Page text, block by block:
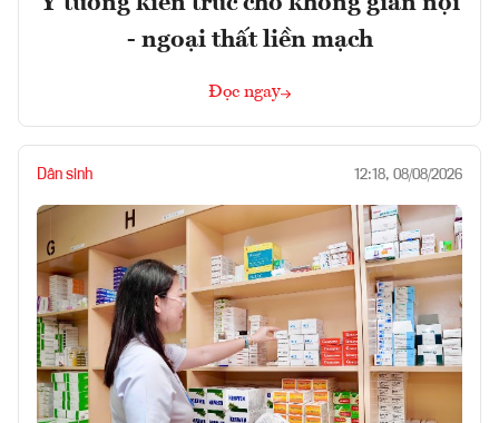
- ngoại thất liền mạch
Đọc ngay
Dân sinh 12:18, 08/08/2026